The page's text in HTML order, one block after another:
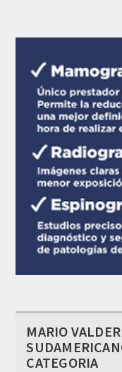
MARIO
CATEGORIA